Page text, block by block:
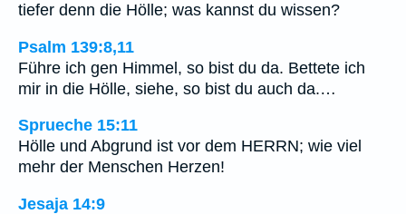
tiefer denn die Hölle; was kannst du wissen?
Psalm 139:8,11
Führe ich gen Himmel, so bist du da. Bettete ich
mir in die Hölle, siehe, so bist du auch da.…
Sprueche 15:11
Hölle und Abgrund ist vor dem HERRN; wie viel
mehr der Menschen Herzen!
Jesaja 14:9